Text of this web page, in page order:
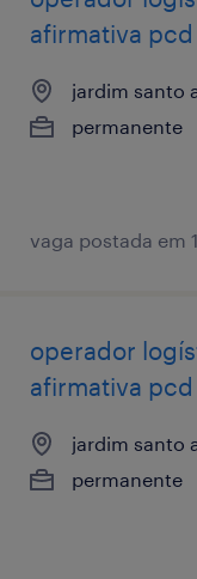
afirmativa pcd
jardim santo
permanente
vaga postada em
operador
afirmativa pcd
jardim santo
permanente